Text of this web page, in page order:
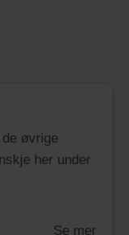
øvrige
her under
Se mer